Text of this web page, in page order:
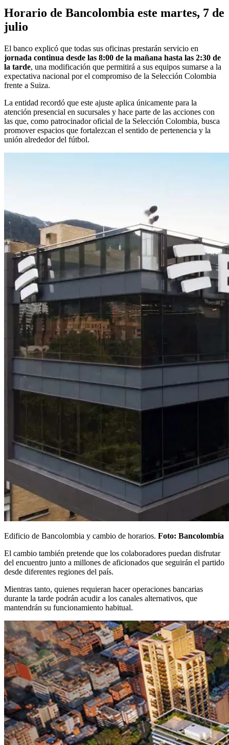
Horario de Bancolombia este martes, 7 de
julio
El banco explicó que todas sus oficinas prestarán servicio en
jornada continua desde las 8:00 de la mañana hasta las 2:30 de
la tarde, una modificación que permitirá a sus equipos sumarse a la
expectativa nacional por el compromiso de la Selección Colombia
frente a Suiza.
La entidad recordó que este ajuste aplica únicamente para la
atención presencial en sucursales y hace parte de las acciones con
las que, como patrocinador oficial de la Selección Colombia, busca
promover espacios que fortalezcan el sentido de pertenencia y la
unión alrededor del fútbol.
Edificio de Bancolombia y cambio de horarios. Foto: Bancolombia
El cambio también pretende que los colaboradores puedan disfrutar
del encuentro junto a millones de aficionados que seguirán el partido
desde diferentes regiones del país.
Mientras tanto, quienes requieran hacer operaciones bancarias
durante la tarde podrán acudir a los canales alternativos, que
mantendrán su funcionamiento habitual.